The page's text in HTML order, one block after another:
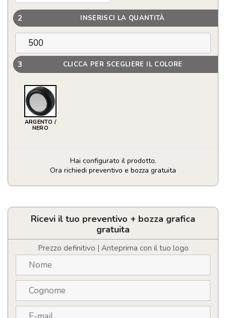
2 INSERISCI LA QUANTITÀ
3 CLICCA PER SCEGLIERE IL COLORE
ARGENTO /
NERO
Hai configurato il prodotto.
Ora richiedi preventivo e bozza gratuita
Set
25
utensili
ruota
quantità
Ricevi il tuo preventivo + bozza grafica
gratuita
Prezzo definitivo | Anteprima con il tuo logo